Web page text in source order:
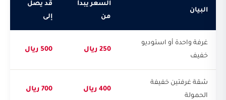
البيان
السعر يبدأ
من
قد يصل
إلى
غرفة واحدة أو استوديو
خفيف
250 ريال 500 ريال
شقة غرفتين خفيفة
الحمولة
400 ريال 700 ريال